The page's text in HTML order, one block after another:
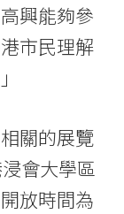
興能夠參
市民理解
關的展覽
會大學區
放時間為